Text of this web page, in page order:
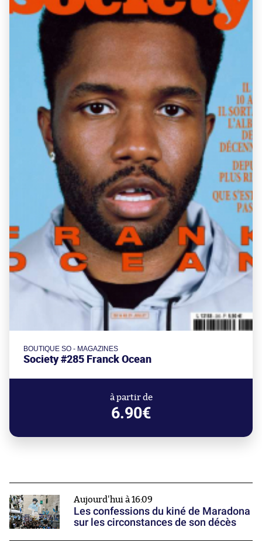
BOUTIQUE SO - MAGAZINES
Society #285 Franck Ocean
à partir de
6.90€
Aujourd'hui à 16:09
Les confessions du kiné de Maradona
sur les circonstances de son décès